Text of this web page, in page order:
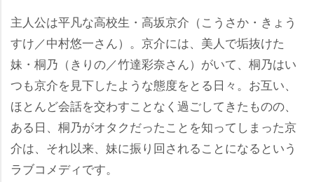
主人公は平凡な高校生・高坂京介（こうさか・きょう
すけ／中村悠一さん）。京介には、美人で垢抜けた
妹・桐乃（きりの／竹達彩奈さん）がいて、桐乃はい
つも京介を見下したような態度をとる日々。お互い、
ほとんど会話を交わすことなく過ごしてきたものの、
ある日、桐乃がオタクだったことを知ってしまった京
介は、それ以来、妹に振り回されることになるという
ラブコメディです。